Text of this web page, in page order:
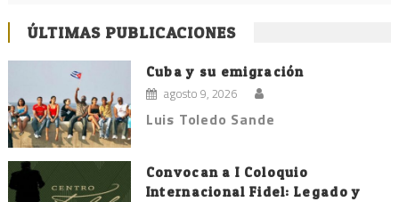
ÚLTIMAS PUBLICACIONES
Cuba y su emigración
agosto 9, 2026
Luis Toledo Sande
Convocan a I Coloquio
Internacional Fidel: Legado y